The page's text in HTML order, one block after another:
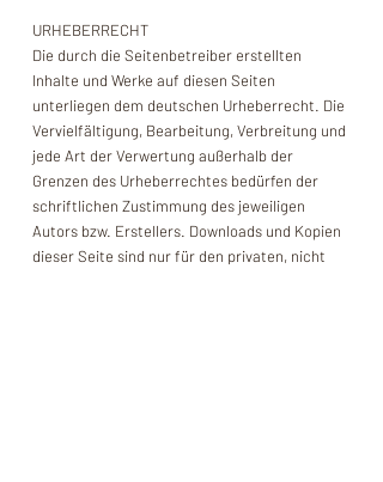
URHEBERRECHT
Die durch die Seitenbetreiber erstellten
Inhalte und Werke auf diesen Seiten
unterliegen dem deutschen Urheberrecht. Die
Vervielfältigung, Bearbeitung, Verbreitung und
jede Art der Verwertung außerhalb der
Grenzen des Urheberrechtes bedürfen der
schriftlichen Zustimmung des jeweiligen
Autors bzw. Erstellers. Downloads und Kopien
dieser Seite sind nur für den privaten, nicht